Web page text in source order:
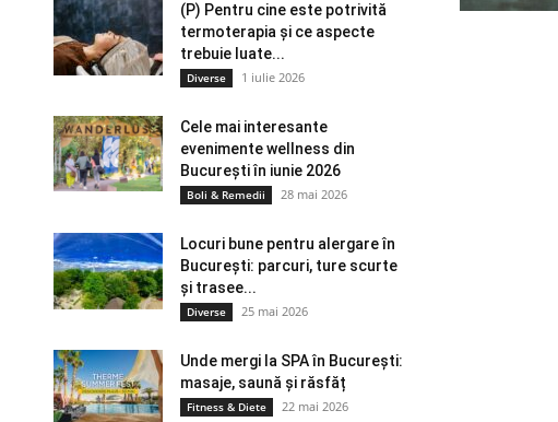
(P) Pentru cine este potrivită
termoterapia și ce aspecte
trebuie luate...
Diverse 1 iulie 2026
Cele mai interesante
evenimente wellness din
București în iunie 2026
Boli & Remedii 28 mai 2026
Locuri bune pentru alergare în
București: parcuri, ture scurte
și trasee...
Diverse 25 mai 2026
Unde mergi la SPA în București:
masaje, saună și răsfăț
Fitness & Diete 22 mai 2026